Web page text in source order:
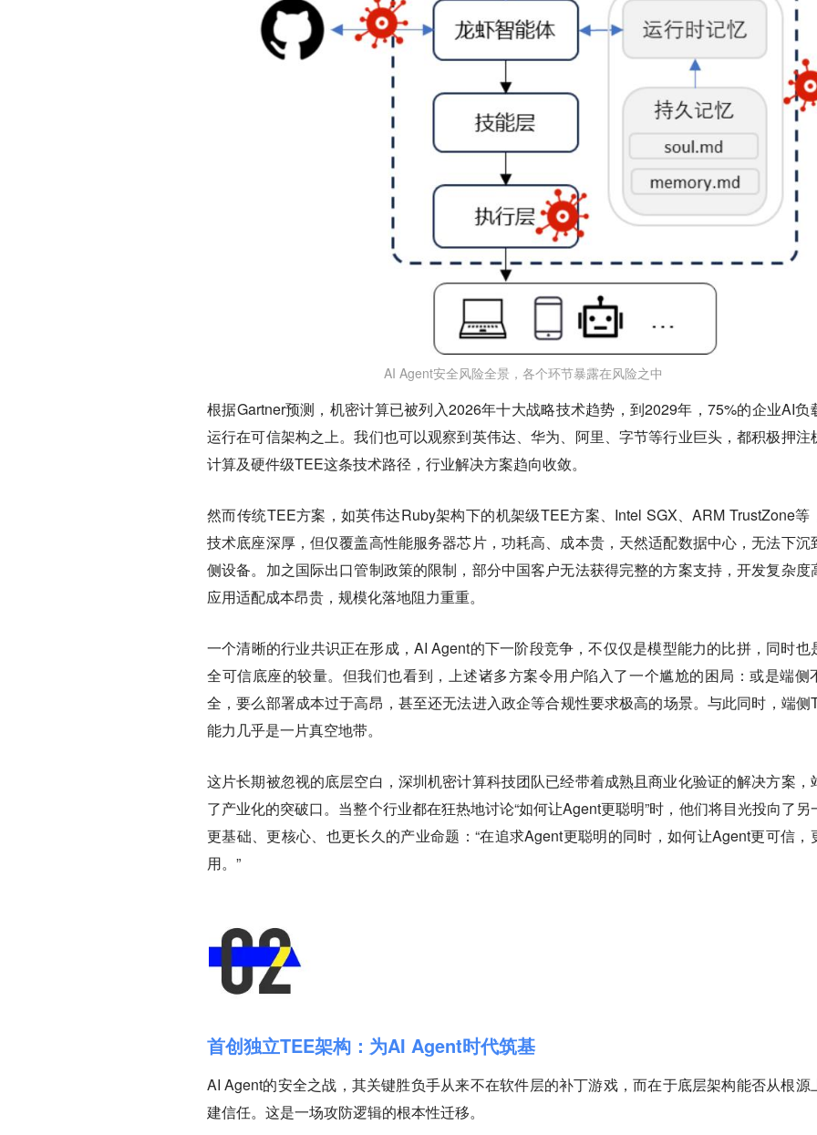
AI Agent安全风险全景，各个环节暴露在风险之中
根据Gartner预测，机密计算已被列入2026年十大战略技术趋势，到2029年，75%的企业AI负
运行在可信架构之上。我们也可以观察到英伟达、华为、阿里、字节等行业巨头，都积极押注
计算及硬件级TEE这条技术路径，行业解决方案趋向收敛。
然而传统TEE方案，如英伟达Ruby架构下的机架级TEE方案、Intel SGX、ARM TrustZone等
技术底座深厚，但仅覆盖高性能服务器芯片，功耗高、成本贵，天然适配数据中心，无法下沉
侧设备。加之国际出口管制政策的限制，部分中国客户无法获得完整的方案支持，开发复杂度
应用适配成本昂贵，规模化落地阻力重重。
一个清晰的行业共识正在形成，AI Agent的下一阶段竞争，不仅仅是模型能力的比拼，同时也
全可信底座的较量。但我们也看到，上述诸多方案令用户陷入了一个尴尬的困局：或是端侧
全，要么部署成本过于高昂，甚至还无法进入政企等合规性要求极高的场景。与此同时，端侧
能力几乎是一片真空地带。
这片长期被忽视的底层空白，深圳机密计算科技团队已经带着成熟且商业化验证的解决方案，
了产业化的突破口。当整个行业都在狂热地讨论“如何让Agent更聪明”时，他们将目光投向了另
更基础、更核心、也更长久的产业命题：“在追求Agent更聪明的同时，如何让Agent更可信，
用。”
首创独立TEE架构：为AI Agent时代筑基
AI Agent的安全之战，其关键胜负手从来不在软件层的补丁游戏，而在于底层架构能否从根源
建信任。这是一场攻防逻辑的根本性迁移。